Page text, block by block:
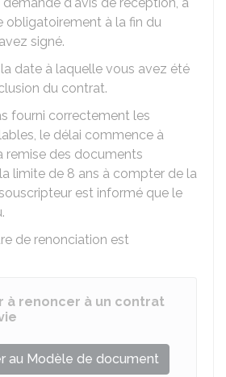
obligatoirement à la fin du
signé.
date à laquelle vous avez été
du contrat.
fourni correctement les
le délai commence à
remise des documents
limite de 8 ans à compter de la
est informé que le
de renonciation est
à renoncer à un contrat
au Modèle de document